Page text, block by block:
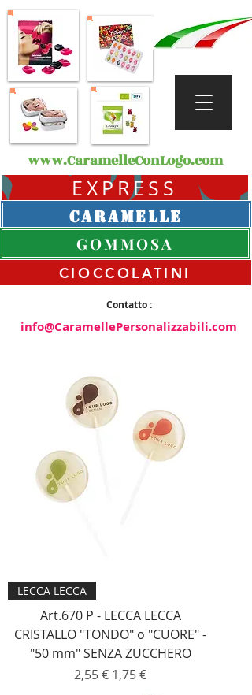
www.CaramelleConLogo.com
EXPRESS
CARAMELLE
GOMMOSA
CIOCCOLATINI
Contatto :
info@CaramellePersonalizzabili.com
LECCA LECCA
Art.670 P - LECCA LECCA
CRISTALLO "TONDO" o "CUORE" -
"50 mm" SENZA ZUCCHERO
Prezzo regolare
2,55 € Prezzo scontato
1,75 €